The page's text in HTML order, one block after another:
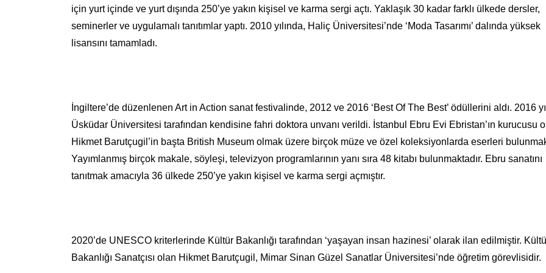
için yurt içinde ve yurt dışında 250’ye yakın kişisel ve karma sergi açtı. Yaklaşık 30 kadar farklı ülkede dersler,
seminerler ve uygulamalı tanıtımlar yaptı. 2010 yılında, Haliç Üniversitesi’nde ‘Moda Tasarımı’ dalında yüksek
lisansını tamamladı.
İngiltere’de düzenlenen Art in Action sanat festivalinde, 2012 ve 2016 ‘Best Of The Best’ ödüllerini aldı. 2016
Üsküdar Üniversitesi tarafından kendisine fahri doktora unvanı verildi. İstanbul Ebru Evi Ebristan’ın kurucusu
Hikmet Barutçugil’in başta British Museum olmak üzere birçok müze ve özel koleksiyonlarda eserleri
Yayımlanmış birçok makale, söyleşi, televizyon programlarının yanı sıra 48 kitabı bulunmaktadır. Ebru sanatını
tanıtmak amacıyla 36 ülkede 250’ye yakın kişisel ve karma sergi açmıştır.
2020’de UNESCO kriterlerinde Kültür Bakanlığı tarafından ‘yaşayan insan hazinesi’ olarak ilan edilmiştir.
Bakanlığı Sanatçısı olan Hikmet Barutçugil, Mimar Sinan Güzel Sanatlar Üniversitesi’nde öğretim görevlisidir.